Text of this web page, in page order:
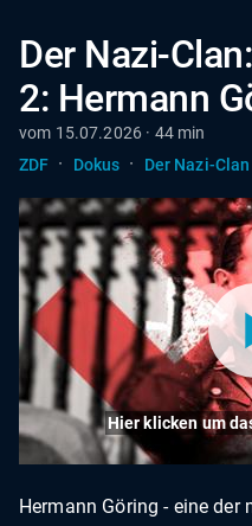
Der Nazi-
2: Hermann
vom 15.07.2026 · 44 min
ZDF · Dokus · Der Nazi-
Hier klicken um
Hermann Göring - eine der